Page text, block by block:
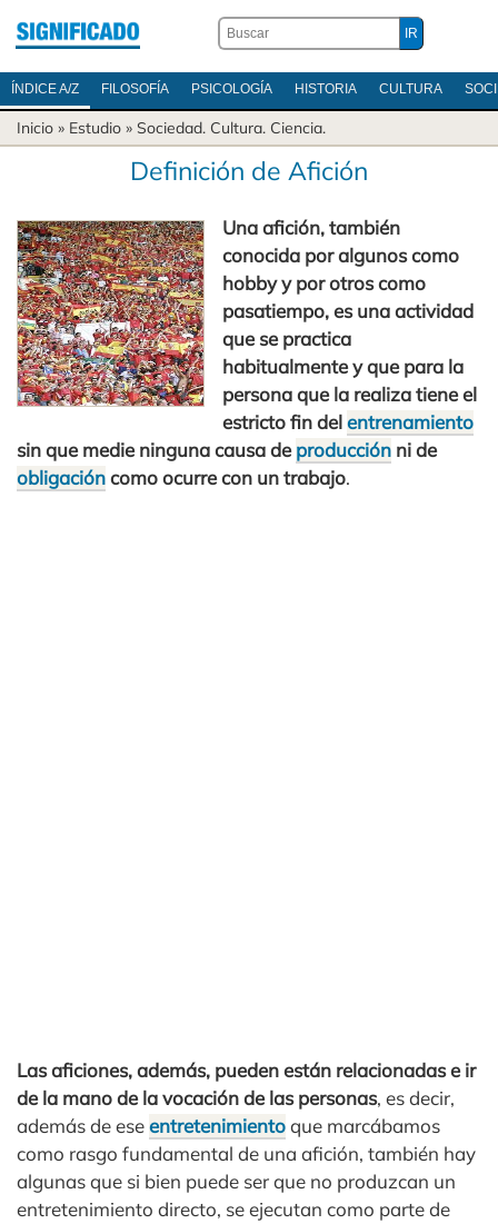
ÍNDICE A/Z FILOSOFÍA PSICOLOGÍA HISTORIA CULTURA
Inicio » Estudio » Sociedad. Cultura. Ciencia.
Definición de Afición
Una afición, también
conocida por algunos como
hobby y por otros como
pasatiempo, es una actividad
que se practica
habitualmente y que para la
persona que la realiza tiene el
estricto fin delentrenamiento
sin que medie ninguna causa deproducción ni de
obligacióncomo ocurre con un trabajo.
Las aficiones, además, pueden están relacionadas e ir
de la mano de la vocación de las personas, es decir,
además de eseentretenimientoque marcábamos
como rasgo fundamental de una afición, también hay
algunas que si bien puede ser que no produzcan un
entretenimiento directo, se ejecutan como parte de